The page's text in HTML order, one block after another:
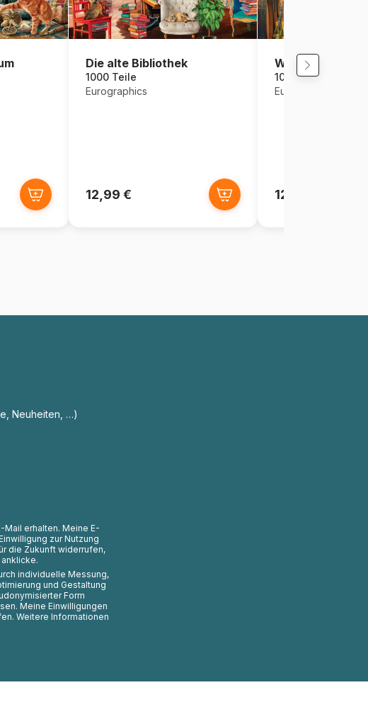
Die alte Bibliothek
1000 Teile
Eurographics
12,99 €
Weingut
1000 Teile
Eurographics
12,99 €
Neuheiten, …)
Mail erhalten. Meine E-
zur Nutzung
die Zukunft widerrufen,
individuelle Messung,
und Gestaltung
Form
Meine Einwilligungen
Weitere Informationen